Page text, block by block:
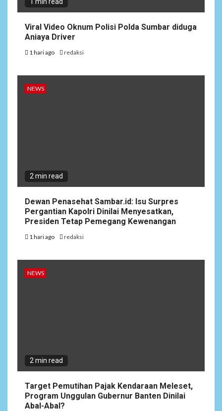
Viral Video Oknum Polisi Polda Sumbar diduga
Aniaya Driver
1 hari ago redaksi
NEWS
2 min read
Dewan Penasehat Sambar.id: Isu Surpres
Pergantian Kapolri Dinilai Menyesatkan,
Presiden Tetap Pemegang Kewenangan
1 hari ago redaksi
NEWS
2 min read
Target Pemutihan Pajak Kendaraan Meleset,
Program Unggulan Gubernur Banten Dinilai
Abal-Abal?